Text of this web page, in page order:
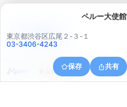
ペルー大使館
東京都渋谷区広尾２-３-１
03-3406-4243
保存 共有
東京都港区六本木２丁目１
アプリで見る